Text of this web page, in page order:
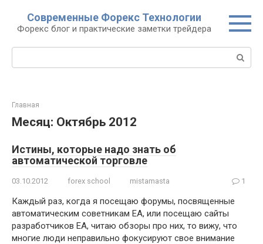
контенту
Современные Форекс Технологии
Форекс блог и практические заметки трейдера
Поиск:
Главная
Месяц: Октябрь 2012
Истины, которые надо знать об
автоматической торговле
03.10.2012 forex school mistamasta 1
Каждый раз, когда я посещаю форумы, посвященные
автоматическим советникам EA, или посещаю сайты
разработчиков EA, читаю обзоры про них, то вижу, что
многие люди неправильно фокусируют свое внимание